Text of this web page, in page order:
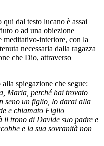
dal testo lucano è assai
o ad una obiezione
meditativo-interiore, con la
necessaria dalla ragazza
che Dio, attraverso
spiegazione che segue:
Maria, perché hai trovato
seno un figlio, lo darai alla
e chiamato Figlio
trono di Davide suo padre e
e la sua sovranità non